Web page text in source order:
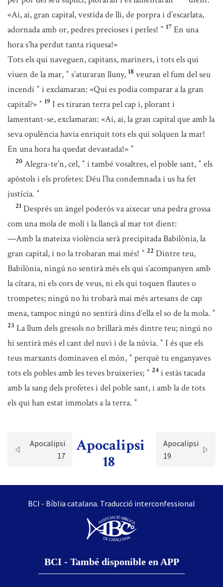
«Ai, ai, gran capital, vestida de lli, de porpra i d’escarlata,
adornada amb or, pedres precioses i perles! * 17 En una
hora s’ha perdut tanta riquesa!»
Tots els qui naveguen, capitans, mariners, i tots els qui
viuen de la mar, * s’aturaran lluny, 18 veuran el fum del seu
incendi * i exclamaran: «Qui es podia comparar a la gran
capital?» * 19 I es tiraran terra pel cap i, plorant i
lamentant-se, exclamaran: «Ai, ai, la gran capital que amb la
seva opulència havia enriquit tots els qui solquen la mar!
En una hora ha quedat devastada!» *
20 Alegra-te’n, cel, * i també vosaltres, el poble sant, * els
apòstols i els profetes: Déu l’ha condemnada i us ha fet
justícia. *
21 Després un àngel poderós va aixecar una pedra grossa
com una mola de molí i la llançà al mar tot dient:
—Amb la mateixa violència serà precipitada Babilònia, la
gran capital, i no la trobaran mai més! * 22 Dintre teu,
Babilònia, ningú no sentirà més els qui s’acompanyen amb
la cítara, ni els cors de veus, ni els qui toquen flautes o
trompetes; ningú no hi trobarà mai més artesans de cap
mena, tampoc ningú no sentirà dins d’ella el so de la mola. *
23 La llum dels gresols no brillarà més dintre teu; ningú no
hi sentirà més el cant del nuvi i de la núvia. * I és que els
teus marxants dominaven el món, * perquè tu enganyaves
tots els pobles amb les teves bruixeries; * 24 i estàs tacada
amb la sang dels profetes i del poble sant, i amb la de tots
els qui han estat immolats a la terra. *
Apocalipsi
17
Apocalipsi
18
Apocalipsi
19
BCI - Bíblia catalana. Traducció interconfessional
BCI - També disponible en APP